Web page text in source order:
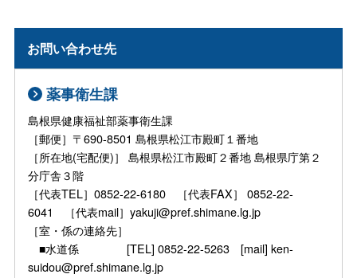
お問い合わせ先
薬事衛生課
島根県健康福祉部薬事衛生課
［郵便］〒690-8501 島根県松江市殿町１番地
［所在地(宅配便)］ 島根県松江市殿町２番地 島根県庁第２
分庁舎３階
［代表TEL］0852-22-6180 ［代表FAX］ 0852-22-
6041 ［代表mail］yakuji@pref.shimane.lg.jp
［室・係の連絡先］
■水道係 [TEL] 0852-22-5263 [mail] ken-
suidou@pref.shimane.lg.jp